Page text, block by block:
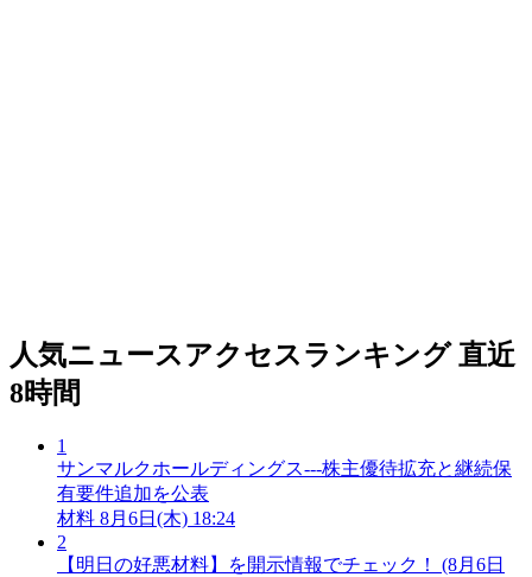
人気ニュースアクセスランキング 直近
8時間
1
サンマルクホールディングス---株主優待拡充と継続保
有要件追加を公表
材料 8月6日(木) 18:24
2
【明日の好悪材料】を開示情報でチェック！ (8月6日